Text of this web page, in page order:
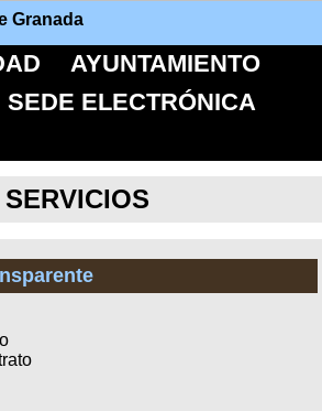
Granada
AYUNTAMIENTO
SEDE ELECTRÓNICA
SERVICIOS